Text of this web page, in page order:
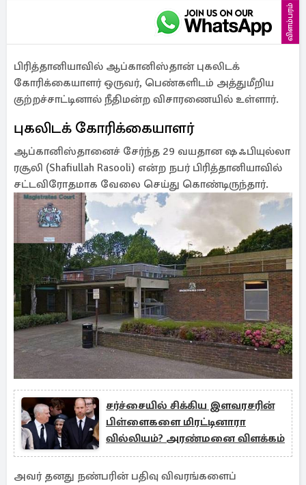
விளம்பரம்
பிரித்தானியாவில் ஆப்கானிஸ்தான் புகலிடக்
கோரிக்கையாளர் ஒருவர், பெண்களிடம் அத்துமீறிய
குற்றச்சாட்டினால் நீதிமன்ற விசாரணையில் உள்ளார்.
புகலிடக் கோரிக்கையாளர்
ஆப்கானிஸ்தானைச் சேர்ந்த 29 வயதான ஷஃபியுல்லா
ரசூலி (Shafiullah Rasooli) என்ற நபர் பிரித்தானியாவில்
சட்டவிரோதமாக வேலை செய்து கொண்டிருந்தார்.
சர்ச்சையில் சிக்கிய இளவரசரின்
பிள்ளைகளை மிரட்டினாரா
வில்லியம்? அரண்மனை விளக்கம்
அவர் தனது நண்பரின் பதிவு விவரங்களைப்